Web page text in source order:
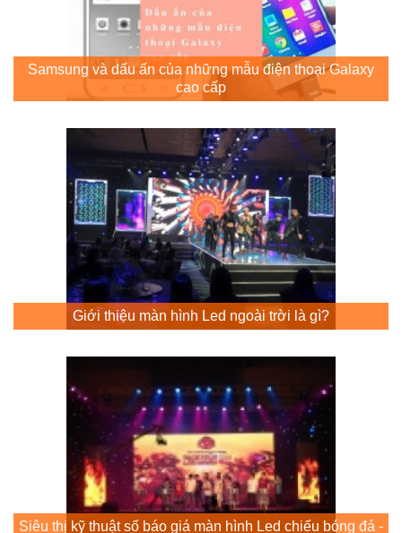
Samsung và dấu ấn của những mẫu điện thoại Galaxy
cao cấp
Giới thiệu màn hình Led ngoài trời là gì?
Siêu thị kỹ thuật số báo giá màn hình Led chiếu bóng đá -